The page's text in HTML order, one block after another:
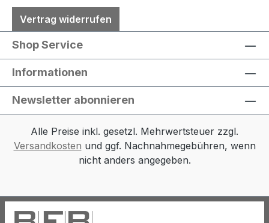
Vertrag widerrufen
Shop Service
Informationen
Newsletter abonnieren
Alle Preise inkl. gesetzl. Mehrwertsteuer zzgl.
Versandkosten und ggf. Nachnahmegebühren, wenn
nicht anders angegeben.